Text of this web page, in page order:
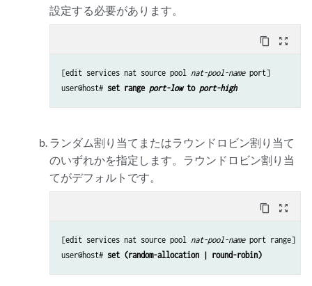
設定する必要があります。
content_copy zoom_out_map
[edit services nat source pool nat-pool-name port]
user@host# set range port-low to port-high
ランダム割り当てまたはラウンドロビン割り当て
のいずれかを指定します。ラウンドロビン割り当
てがデフォルトです。
content_copy zoom_out_map
[edit services nat source pool nat-pool-name port range]
user@host# set (random-allocation | round-robin)